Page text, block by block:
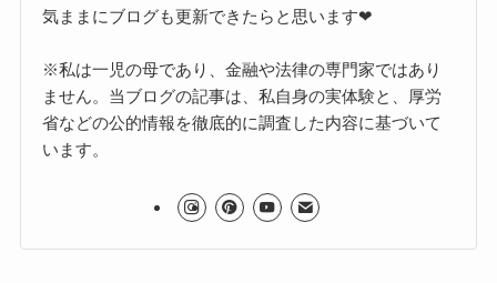
気ままにブログも更新できたらと思います❤
※私は一児の母であり、金融や法律の専門家ではあり
ません。当ブログの記事は、私自身の実体験と、厚労
省などの公的情報を徹底的に調査した内容に基づいて
います。